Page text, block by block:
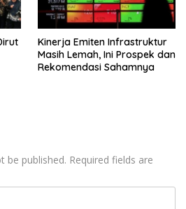
Kinerja Emiten Infrastruktur
Masih Lemah, Ini Prospek dan
Rekomendasi Sahamnya
be published. Required fields are